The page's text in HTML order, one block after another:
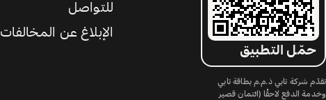
حمّل التطبيق
تقدّم شركة تابي ذ.م.م بطاقة تابي
وخدمة الدفع لاحقًا (ائتمان قصير
للتواصل
الإبلاغ عن المخالفات